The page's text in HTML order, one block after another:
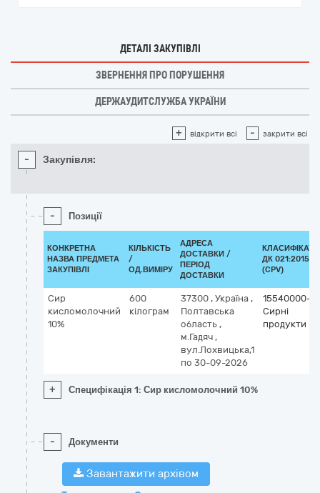
ДЕТАЛІ ЗАКУПІВЛІ
ЗВЕРНЕННЯ ПРО ПОРУШЕННЯ
ДЕРЖАУДИТСЛУЖБА УКРАЇНИ
+ відкрити всі - закрити всі
- Закупівля:
- Позиції
КОНКРЕТНА
НАЗВА ПРЕДМЕТА
ЗАКУПІВЛІ
КІЛЬКІСТЬ
/
ОД.ВИМІРУ
АДРЕСА
ДОСТАВКИ /
ПЕРІОД
ДОСТАВКИ
ДК 021:2015
(CPV)
Сир
кисломолочний
10%
600
кілограм
37300 , Україна ,
Полтавська
область ,
м.Гадяч ,
вул.Лохвицька,1
по 30-09-2026
15540000-5
Сирні
продукти
+ Специфікація 1: Сир кисломолочний 10%
- Документи
Завантажити архівом